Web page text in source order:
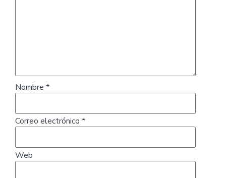
Nombre *
Correo electrónico *
Web